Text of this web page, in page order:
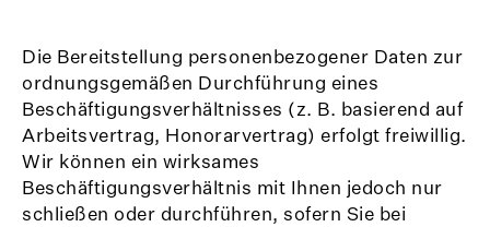
Die Bereitstellung personenbezogener Daten zur
ordnungsgemäßen Durchführung eines
Beschäftigungsverhältnisses (z. B. basierend auf
Arbeitsvertrag, Honorarvertrag) erfolgt freiwillig.
Wir können ein wirksames
Beschäftigungsverhältnis mit Ihnen jedoch nur
schließen oder durchführen, sofern Sie bei